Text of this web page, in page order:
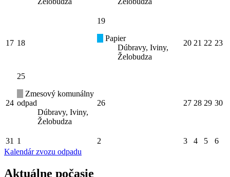
17 18
19
Papier
Dúbravy, Iviny,
Želobudza
20 21 22 23
24
25
Zmesový komunálny
odpad
Dúbravy, Iviny,
Želobudza
26 27 28 29 30
31 1 2 3 4 5
6
Kalendár zvozu odpadu
Aktuálne počasie